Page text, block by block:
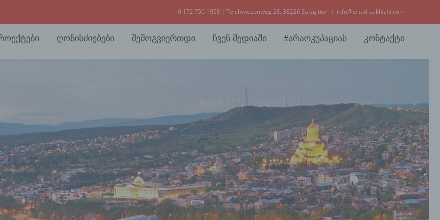
0 172 750 1958 | Teichwiesenweg 28, 38226 Salzgitter | info@ertad-sakhlshi.com
ღონისძიებები შემოგვიერთდი ჩვენ მედიაში #არაოკუპაციას კონტაქტი